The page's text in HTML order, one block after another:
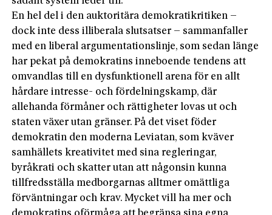
En hel del i den auktoritära demokratikritiken –
dock inte dess illiberala slutsatser – sammanfaller
med en liberal argumentationslinje, som sedan länge
har pekat på demokratins inneboende tendens att
omvandlas till en dysfunktionell arena för en allt
hårdare intresse- och fördelningskamp, där
allehanda förmåner och rättigheter lovas ut och
staten växer utan gränser. På det viset föder
demokratin den moderna Leviatan, som kväver
samhällets kreativitet med sina regleringar,
byråkrati och skatter utan att någonsin kunna
tillfredsställa medborgarnas alltmer omättliga
förväntningar och krav. Mycket vill ha mer och